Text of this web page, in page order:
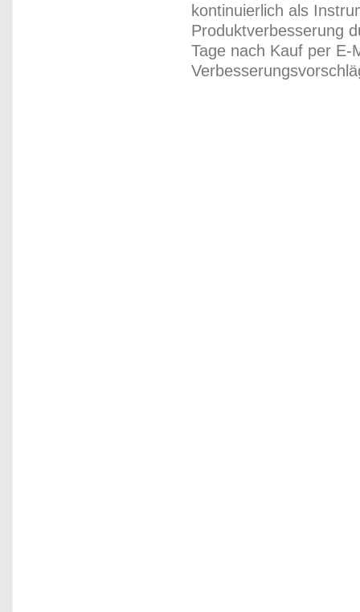
kontinuierlich als
Produktverbesserung
Tage nach Kauf per E-